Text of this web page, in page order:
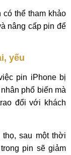
có thể tham khảo
nâng cấp pin để
yếu
pin iPhone bị
phổ biến mà
đổi với khách
sau một thời
pin sẽ giảm